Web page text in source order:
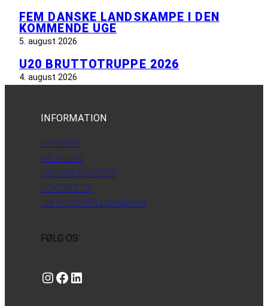
FEM DANSKE LANDSKAMPE I DEN
KOMMENDE UGE
5. august 2026
U20 BRUTTOTRUPPE 2026
4. august 2026
INFORMATION
NYHEDER
KALENDER
VÆRKTØJSKASSEN
KONTAKT OS
OM VOLLEYBALL DANMARK
FØLG OS
Instagram https://www.facebook.com/danishbeachvolleytour LinkedIn